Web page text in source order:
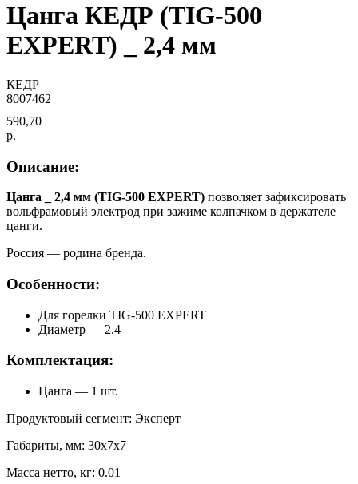
Цанга КЕДР (TIG-500
EXPERT) _ 2,4 мм
КЕДР
8007462
590,70
р.
Описание:
Цанга _ 2,4 мм (TIG-500 EXPERT) позволяет зафиксировать
вольфрамовый электрод при зажиме колпачком в держателе
цанги.
Россия — родина бренда.
Особенности:
Для горелки TIG-500 EXPERT
Диаметр — 2.4
Комплектация:
Цанга — 1 шт.
Продуктовый сегмент: Эксперт
Габариты, мм: 30x7x7
Масса нетто, кг: 0.01